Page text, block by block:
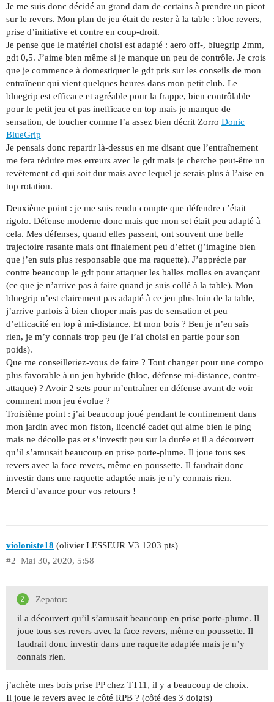
Je me suis donc décidé au grand dam de certains à prendre un picot
sur le revers. Mon plan de jeu était de rester à la table : bloc revers,
prise d’initiative et contre en coup-droit.
Je pense que le matériel choisi est adapté : aero off-, bluegrip 2mm,
gdt 0,5. J’aime bien même si je manque un peu de contrôle. Je crois
que je commence à domestiquer le gdt pris sur les conseils de mon
entraîneur qui vient quelques heures dans mon petit club. Le
bluegrip est efficace et agréable pour la frappe, bien contrôlable
pour le petit jeu et pas inefficace en top mais je manque de
sensation, de toucher comme l’a assez bien décrit Zorro Donic
BlueGrip
Je pensais donc repartir là-dessus en me disant que l’entraînement
me fera réduire mes erreurs avec le gdt mais je cherche peut-être un
revêtement cd qui soit dur mais avec lequel je serais plus à l’aise en
top rotation.
Deuxième point : je me suis rendu compte que défendre c’était
rigolo. Défense moderne donc mais que mon set était peu adapté à
cela. Mes défenses, quand elles passent, ont souvent une belle
trajectoire rasante mais ont finalement peu d’effet (j’imagine bien
que j’en suis plus responsable que ma raquette). J’apprécie par
contre beaucoup le gdt pour attaquer les balles molles en avançant
(ce que je n’arrive pas à faire quand je suis collé à la table). Mon
bluegrip n’est clairement pas adapté à ce jeu plus loin de la table,
j’arrive parfois à bien choper mais pas de sensation et peu
d’efficacité en top à mi-distance. Et mon bois ? Ben je n’en sais
rien, je m’y connais trop peu (je l’ai choisi en partie pour son
poids).
Que me conseilleriez-vous de faire ? Tout changer pour une compo
plus favorable à un jeu hybride (bloc, défense mi-distance, contre-
attaque) ? Avoir 2 sets pour m’entraîner en défense avant de voir
comment mon jeu évolue ?
Troisième point : j’ai beaucoup joué pendant le confinement dans
mon jardin avec mon fiston, licencié cadet qui aime bien le ping
mais ne décolle pas et s’investit peu sur la durée et il a découvert
qu’il s’amusait beaucoup en prise porte-plume. Il joue tous ses
revers avec la face revers, même en poussette. Il faudrait donc
investir dans une raquette adaptée mais je n’y connais rien.
Merci d’avance pour vos retours !
violoniste18 (olivier LESSEUR V3 1203 pts)
Mai 30, 2020, 5:58
#2
Zepator:
il a découvert qu’il s’amusait beaucoup en prise porte-plume. Il
joue tous ses revers avec la face revers, même en poussette. Il
faudrait donc investir dans une raquette adaptée mais je n’y
connais rien.
j’achète mes bois prise PP chez TT11, il y a beaucoup de choix.
Il joue le revers avec le côté RPB ? (côté des 3 doigts)